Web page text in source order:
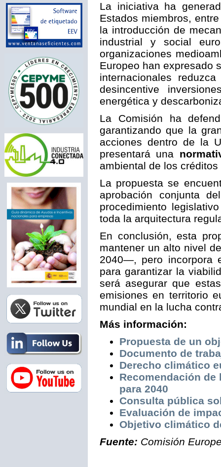
La iniciativa ha
Estados miembros,
la introducción de
industrial y social
organizaciones
Europeo han expresado
internacionales
desincentive
energética y
La Comisión ha
garantizando que la
acciones dentro de la
presentará una
ambiental de los
La propuesta se
aprobación conjunta
procedimiento
toda la arquitectura
En conclusión, esta
mantener un alto nivel
2040—, pero incorpora
para garantizar la
será asegurar que
emisiones en territorio
mundial en la lucha
Más información:
Propuesta de un
Documento de
Derecho climático
Recomendación
para 2040
Consulta pública
Evaluación de
Objetivo climático
Fuente: Comisión